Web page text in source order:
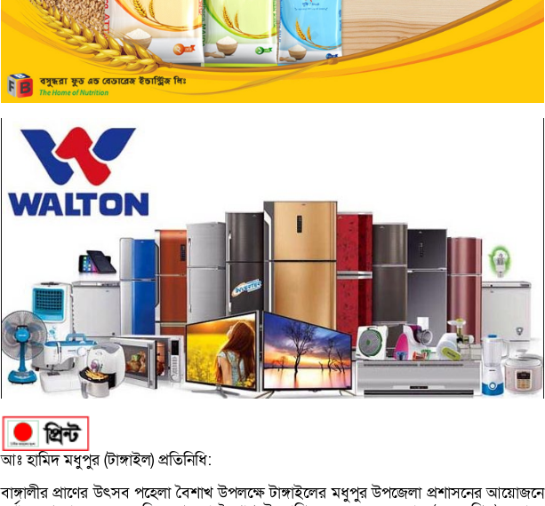
আঃ হামিদ মধুপুর (টাঙ্গাইল) প্রতিনিধি:
বাঙ্গালীর প্রাণের উৎসব পহেলা বৈশাখ উপলক্ষে টাঙ্গাইলের মধুপুর উপজেলা প্রশাসনের আয়োজনে